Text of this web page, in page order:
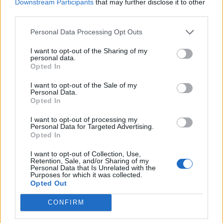
Downstream Participants that may further disclose it to other
Personal Data Processing Opt Outs
I want to opt-out of the Sharing of my
personal data.
Opted In
I want to opt-out of the Sale of my
Personal Data.
Opted In
I want to opt-out of processing my
Personal Data for Targeted Advertising.
Opted In
I want to opt-out of Collection, Use,
Retention, Sale, and/or Sharing of my
Personal Data that Is Unrelated with the
Purposes for which it was collected.
Opted Out
CONFIRM
στις ζώνες ασφαλείας σε
Συρία, Λίβανο και Λωρίδα
της Γάζας
στρατεύματα
Λίβανο: «Όσο
είναι εδώ, θα